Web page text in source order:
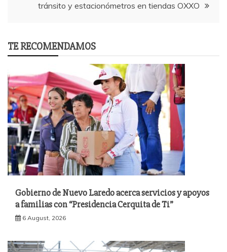
tránsito y estacionómetros en tiendas OXXO
TE RECOMENDAMOS
Gobierno de Nuevo Laredo acerca servicios y apoyos
a familias con “Presidencia Cerquita de Ti”
6 August, 2026